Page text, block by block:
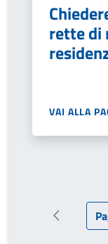
rette di
VAI ALLA
Pagina